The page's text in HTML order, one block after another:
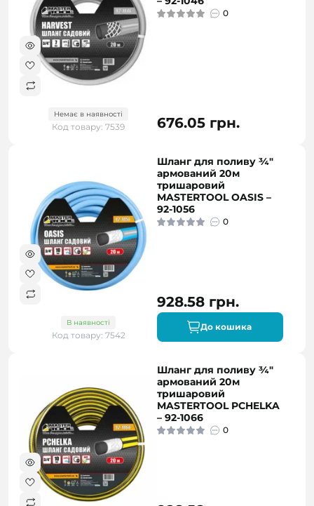
Немає в наявності
Код товару: 7539
0
676.05 грн.
В наявності
Код товару: 7542
Шланг для поливу ¾"
армований 20м
тришаровий
MASTERTOOL OASIS –
92-1056
0
928.58 грн.
До кошика
Шланг для поливу ¾"
армований 20м
тришаровий
MASTERTOOL PCHELKA
– 92-1066
0